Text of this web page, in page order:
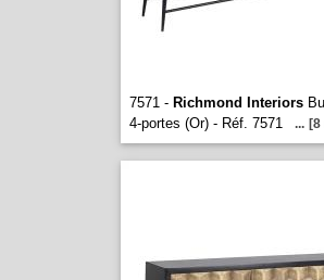
7571 - Richmond Interiors
4-portes (Or) - Réf. 7571
...